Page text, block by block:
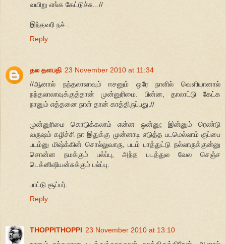
வயிறு எங்க கேட்டுச்சு...//
இந்தவரி நச்..
Reply
தல தளபதி 23 November 2010 at 11:34
//ஆனால் நந்தலாலாவும் ஈசனும் ஒரே நாளில் வெளியானால்
நந்தலாலாவுக்குத்தான் முன்னுரிமை. பின்ன, தாலாட்டு கேட்க
நானும் எத்தனை நாள் தான் காத்திருப்பது.//
முன்னுரிமை கொடுக்கலாம் என்ன ஒன்னு; இன்னும் ரெண்டு
வருஷம் கழிச்சி நா இதுக்கு முன்னாடி எடுத்த படமெல்லாம் குப்பை
படம்னு மிஷ்க்கின் சொல்லுவாரு, படம் பாத்துட்டு நல்லாருக்குன்னு
சொன்ன நமக்கும் பல்ப்பு, அந்த படத்துல வேல செஞ்ச
டெக்னிஷியன்சுக்கும் பல்ப்பு.
பாட்டு சூப்பர்.
Reply
THOPPITHOPPI 23 November 2010 at 13:10